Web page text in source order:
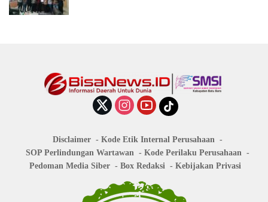
Disclaimer
Kode Etik Internal Perusahaan
SOP Perlindungan Wartawan
Kode Perilaku Perusahaan
Pedoman Media Siber
Box Redaksi Kebijakan Privasi